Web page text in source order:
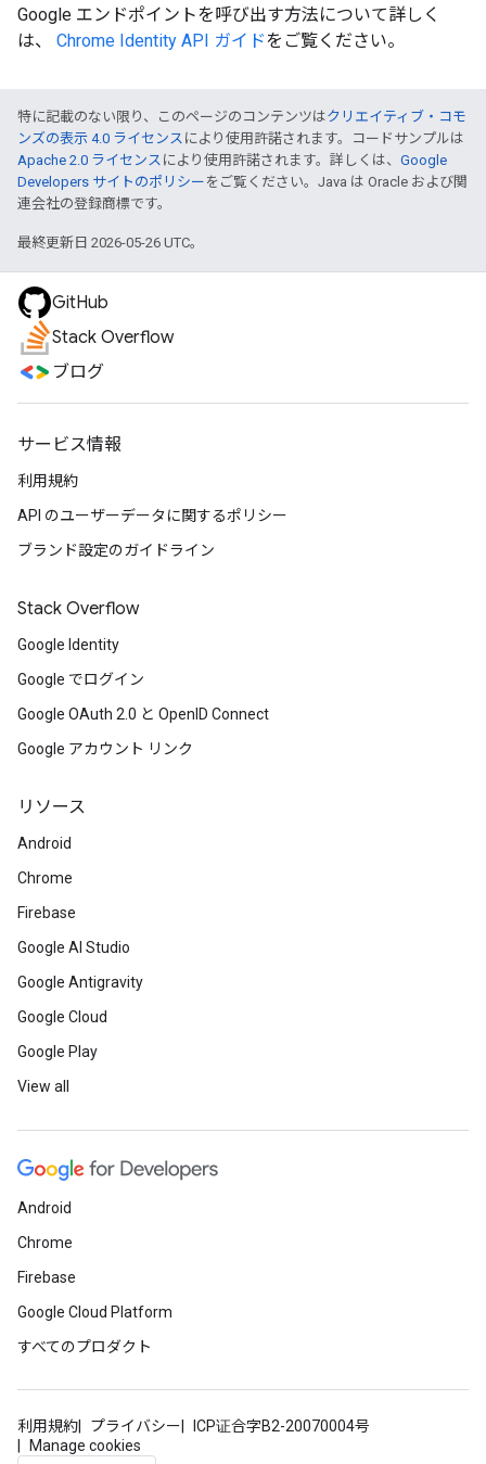
Google エンドポイントを呼び出す方法について詳しく
は、
Chrome Identity API ガイドをご覧ください。
特に記載のない限り、このページのコンテンツはクリエイティブ・コモ
ンズの表示 4.0 ライセンス により使用許諾されます。コードサンプルは
Apache 2.0 ライセンス により使用許諾されます。詳しくは、 Google
Developers サイトのポリシー をご覧ください。Java は Oracle および関
連会社の登録商標です。
最終更新日 2026-05-26 UTC。
GitHub
Stack Overflow
ブログ
サービス情報
利用規約
API のユーザーデータに関するポリシー
ブランド設定のガイドライン
Stack Overflow
Google Identity
Google でログイン
Google OAuth 2.0 と OpenID Connect
Google アカウント リンク
リソース
Android
Chrome
Firebase
Google AI Studio
Google Antigravity
Google Cloud
Google Play
View all
Android
Chrome
Firebase
Google Cloud Platform
すべてのプロダクト
利用規約 プライバシー
ICP证合字B2-20070004号
Manage cookies